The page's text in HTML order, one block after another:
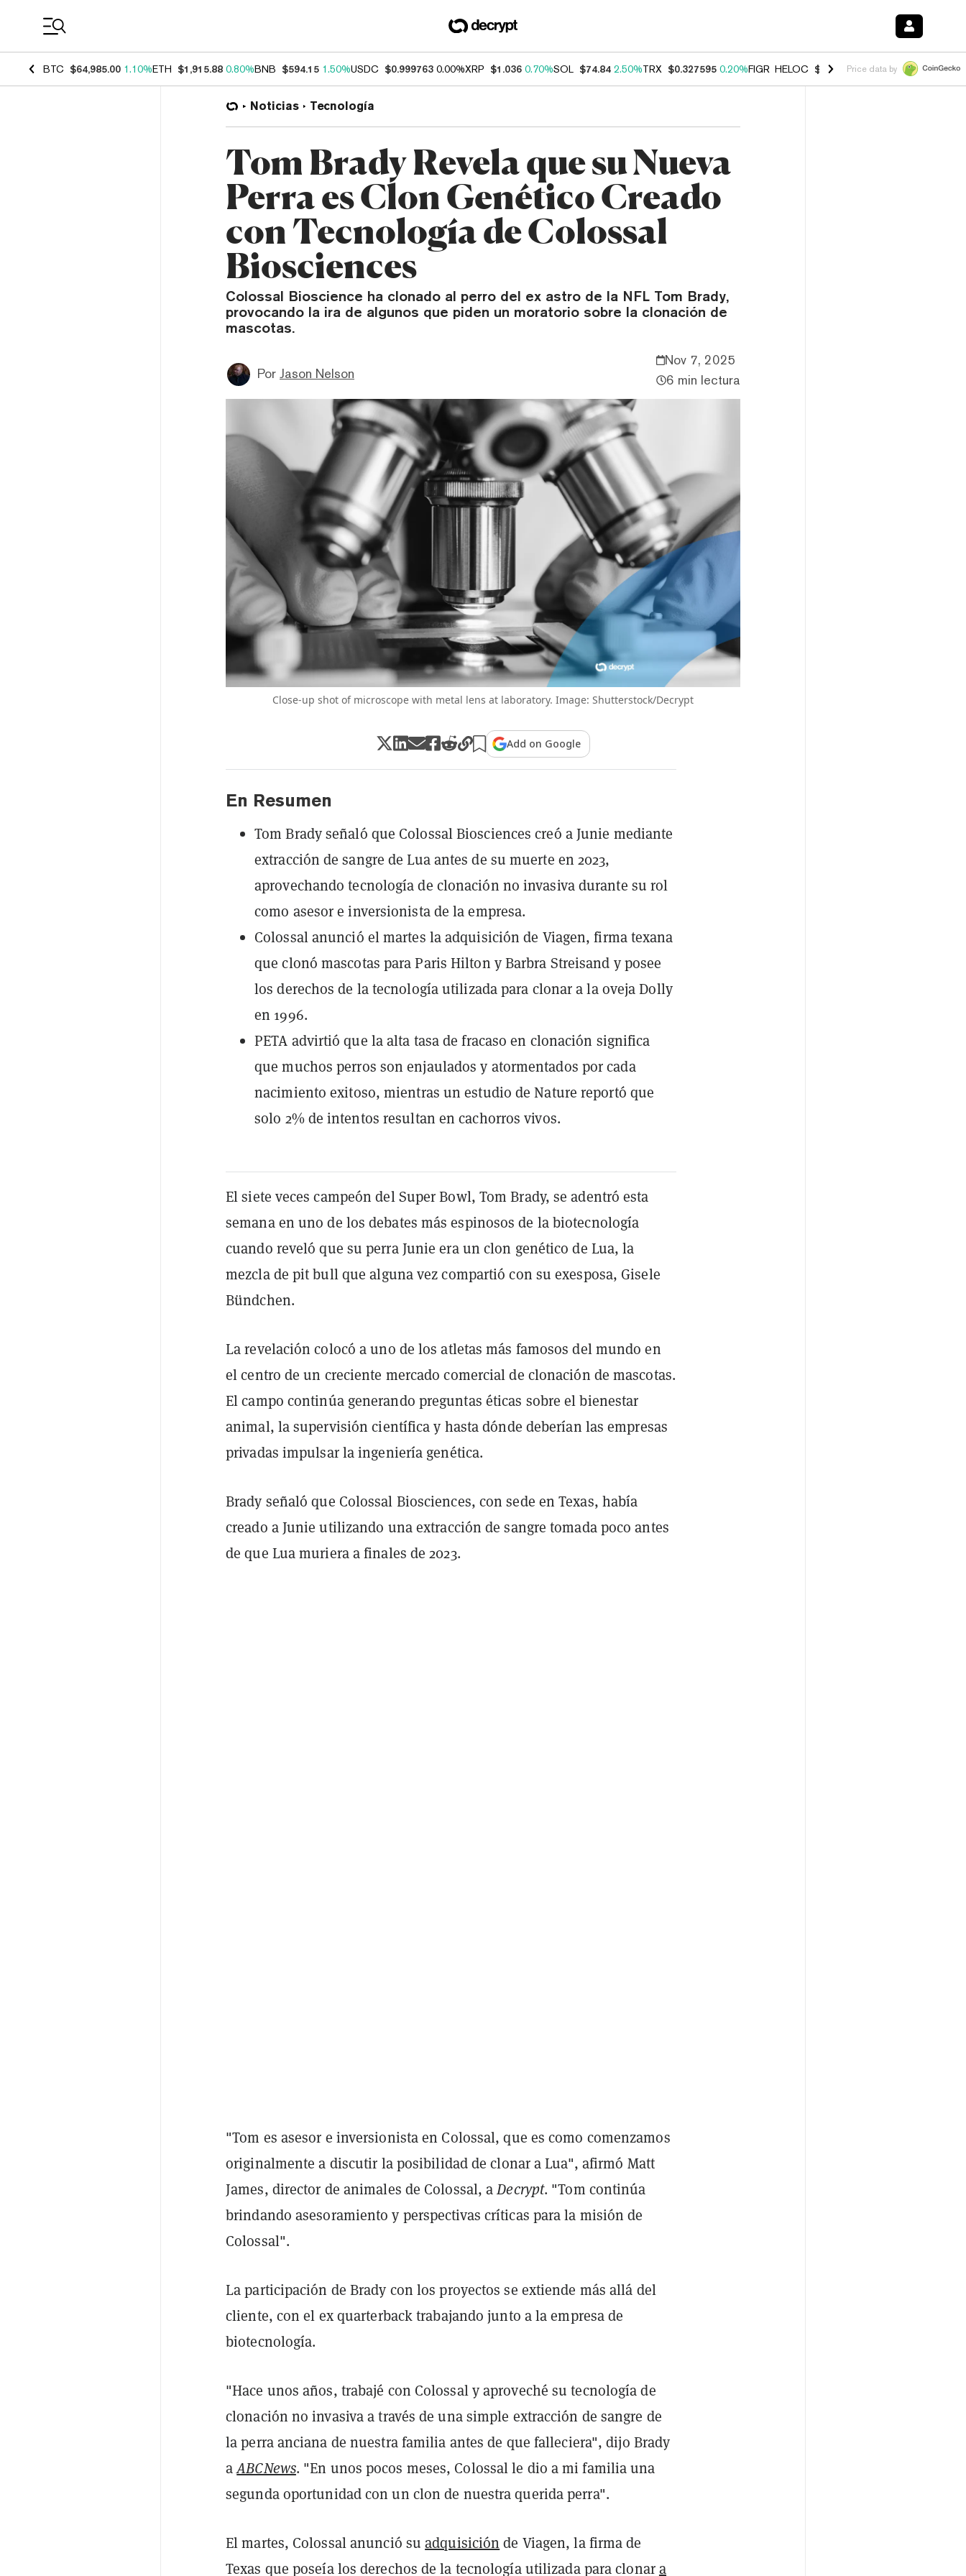
BTC $64,985.00 1.10%ETH $1,915.88 0.80%BNB $594.15 1.50%USDC $0.999763 0.00%XRP $1.036 0.70%SOL $74.84 2.50%TRX $0.327595 0.20%FIGR_HELOC $1.007 -2.70%HYPE $54.65 -
Price data by
Noticias Tecnología
Tom Brady Revela que su Nueva
Perra es Clon Genético Creado
con Tecnología de Colossal
Biosciences
Colossal Bioscience ha clonado al perro del ex astro de la NFL Tom Brady,
provocando la ira de algunos que piden un moratorio sobre la clonación de
mascotas.
Por Jason Nelson
Nov 7, 2025
6 min lectura
Close-up shot of microscope with metal lens at laboratory. Image: Shutterstock/Decrypt
Add on Google
En Resumen
Tom Brady señaló que Colossal Biosciences creó a Junie mediante
extracción de sangre de Lua antes de su muerte en 2023,
aprovechando tecnología de clonación no invasiva durante su rol
como asesor e inversionista de la empresa.
Colossal anunció el martes la adquisición de Viagen, firma texana
que clonó mascotas para Paris Hilton y Barbra Streisand y posee
los derechos de la tecnología utilizada para clonar a la oveja Dolly
en 1996.
PETA advirtió que la alta tasa de fracaso en clonación significa
que muchos perros son enjaulados y atormentados por cada
nacimiento exitoso, mientras un estudio de Nature reportó que
solo 2% de intentos resultan en cachorros vivos.
El siete veces campeón del Super Bowl, Tom Brady, se adentró esta
semana en uno de los debates más espinosos de la biotecnología
cuando reveló que su perra Junie era un clon genético de Lua, la
mezcla de pit bull que alguna vez compartió con su exesposa, Gisele
Bündchen.
La revelación colocó a uno de los atletas más famosos del mundo en
el centro de un creciente mercado comercial de clonación de mascotas.
El campo continúa generando preguntas éticas sobre el bienestar
animal, la supervisión científica y hasta dónde deberían las empresas
privadas impulsar la ingeniería genética.
Brady señaló que Colossal Biosciences, con sede en Texas, había
creado a Junie utilizando una extracción de sangre tomada poco antes
de que Lua muriera a finales de 2023.
"Tom es asesor e inversionista en Colossal, que es como comenzamos
originalmente a discutir la posibilidad de clonar a Lua", afirmó Matt
James, director de animales de Colossal, aDecrypt. "Tom continúa
brindando asesoramiento y perspectivas críticas para la misión de
Colossal".
La participación de Brady con los proyectos se extiende más allá del
cliente, con el ex quarterback trabajando junto a la empresa de
biotecnología.
"Hace unos años, trabajé con Colossal y aproveché su tecnología de
clonación no invasiva a través de una simple extracción de sangre de
la perra anciana de nuestra familia antes de que falleciera", dijo Brady
aABCNews. "En unos pocos meses, Colossal le dio a mi familia una
segunda oportunidad con un clon de nuestra querida perra".
El martes, Colossal anunció suadquisición de Viagen, la firma de
Texas que poseía los derechos de la tecnología utilizada para clonara